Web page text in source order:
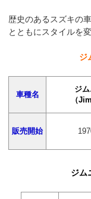
歴史のあるスズキの
とともにスタイルを
ジ
車種名
ジ
（
販売開始
ジム